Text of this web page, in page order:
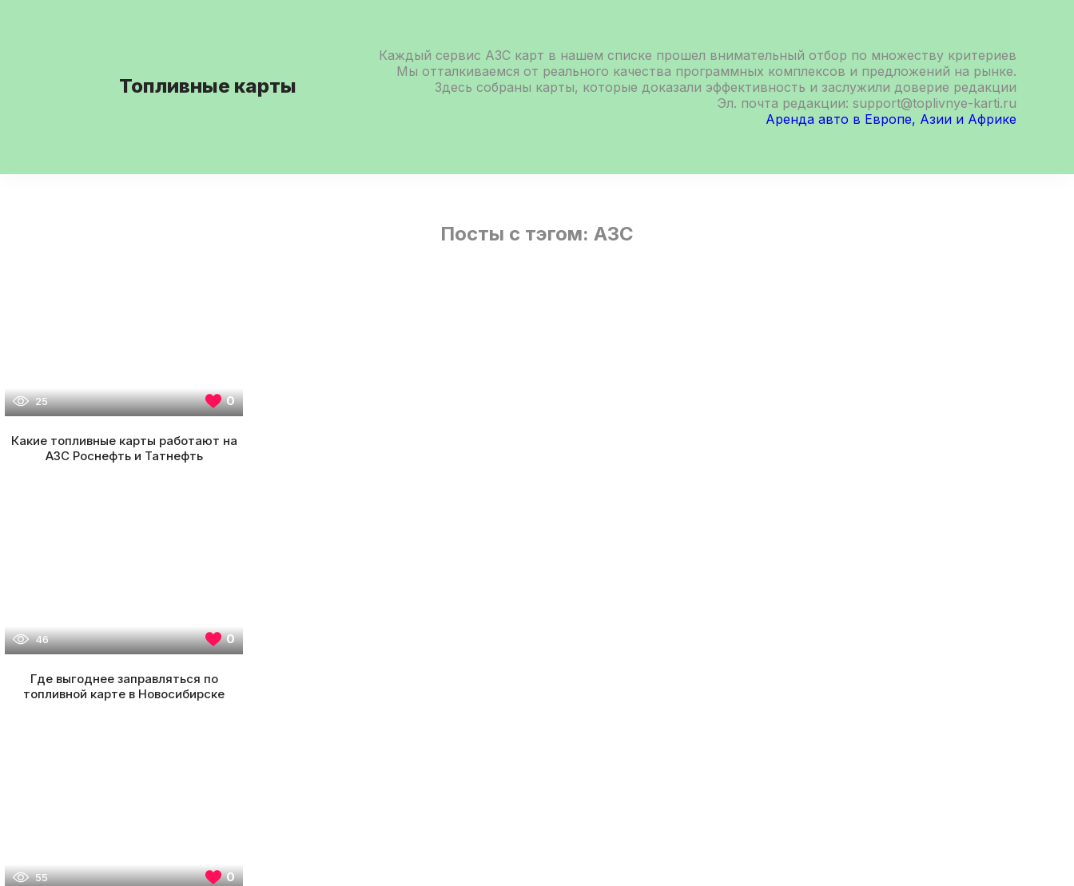
Топливные карты
Каждый сервис АЗС карт в нашем списке прошел внимательный отбор по множеству критериев
Мы отталкиваемся от реального качества программных комплексов и предложений на рынке.
Здесь собраны карты, которые доказали эффективность и заслужили доверие редакции
Эл. почта редакции: support@toplivnye-karti.ru
Аренда авто в Европе, Азии и Африке
Посты с тэгом: АЗС
25 0
Какие топливные карты работают на
АЗС Роснефть и Татнефть
46 0
Где выгоднее заправляться по
топливной карте в Новосибирске
55 0